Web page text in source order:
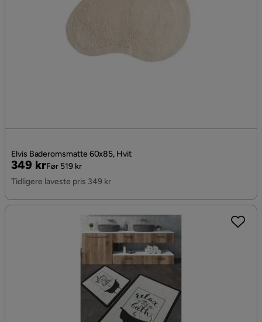
Elvis Baderomsmatte 60x85, Hvit
Pris
349 kr
Original
Pris
Før 519 kr
Tidligere laveste pris 349 kr